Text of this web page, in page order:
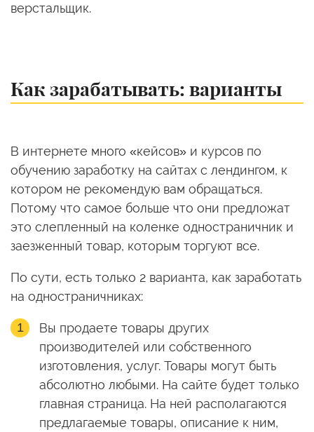
верстальщик.
Как зарабатывать: варианты
В интернете много «кейсов» и курсов по
обучению заработку на сайтах с лендингом, к
котором не рекомендую вам обращаться.
Потому что самое больше что они предложат
это слепленный на коленке одностраничник и
заезженный товар, которым торгуют все.
По сути, есть только 2 варианта, как заработать
на одностраничниках:
Вы продаете товары других
производителей или собственного
изготовления, услуг. Товары могут быть
абсолютно любыми. На сайте будет только
главная страница. На ней располагаются
предлагаемые товары, описание к ним,